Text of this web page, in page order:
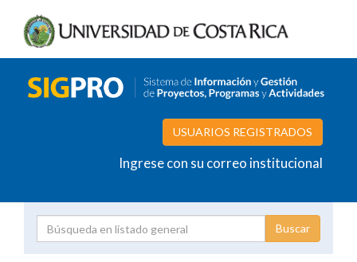
USUARIOS REGISTRADOS
Ingrese con su correo institucional